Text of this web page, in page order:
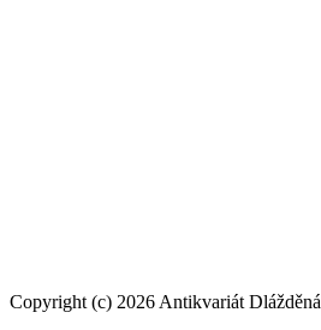
Copyright (c) 2026 Antikvariát Dlážděná